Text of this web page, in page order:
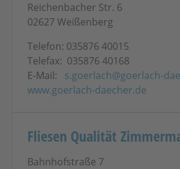
Reichenbacher Str. 6
02627 Weißenberg
Telefon: 035876 40015
Telefax: 035876 40168
E-Mail: s.goerlach@goerlach-
www.goerlach-daecher.de
Fliesen Qualität
Bahnhofstraße 7